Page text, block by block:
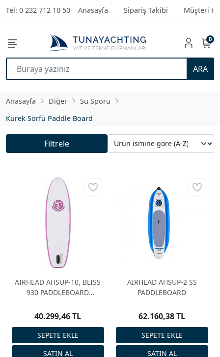
Tel: 0 232 712 10 50 Anasayfa Sipariş Takibi Müşteri
ARA
0
Anasayfa Diğer
Su Sporu
Kürek Sörfü Paddle Board
Filtrele
AIRHEAD AHSUP-10, BLISS
930 PADDLEBOARD
40.299,46 TL
AIRHEAD AHSUP-2 SS
PADDLEBOARD
62.160,38 TL